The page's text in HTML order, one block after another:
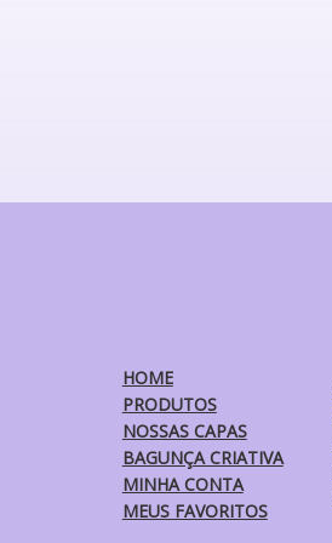
HOME
PRODUTOS
NOSSAS CAPAS
BAGUNÇA CRIATIVA
MINHA CONTA
MEUS FAVORITOS